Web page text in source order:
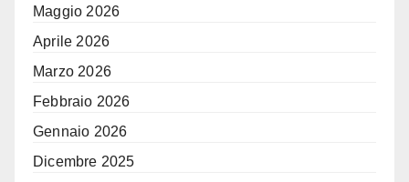
Maggio 2026
Aprile 2026
Marzo 2026
Febbraio 2026
Gennaio 2026
Dicembre 2025